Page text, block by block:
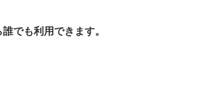
でも利用できます。